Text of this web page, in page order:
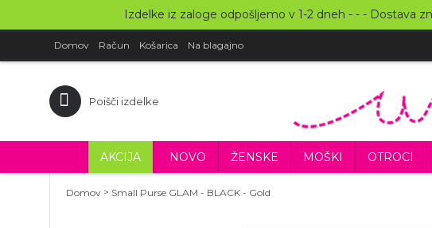
Izdelke iz zaloge odpošljemo v 1-2 dneh - - - Dostava
Domov Račun Košarica Na blagajno
AKCIJA NOVO ŽENSKE MOŠKI OTROCI
Domov > Small Purse GLAM - BLACK - Gold